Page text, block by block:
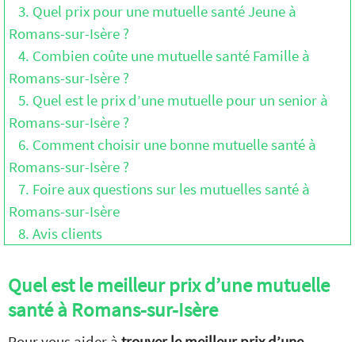
3. Quel prix pour une mutuelle santé Jeune à
Romans-sur-Isère ?
4. Combien coûte une mutuelle santé Famille à
Romans-sur-Isère ?
5. Quel est le prix d’une mutuelle pour un senior à
Romans-sur-Isère ?
6. Comment choisir une bonne mutuelle santé à
Romans-sur-Isère ?
7. Foire aux questions sur les mutuelles santé à
Romans-sur-Isère
8. Avis clients
Quel est le meilleur prix d’une mutuelle
santé à Romans-sur-Isère